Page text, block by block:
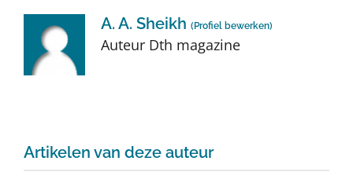
Auteurs
Over Dth
A. A. Sheikh ( Profiel bewerken)
Auteur Dth magazine
Artikelen van deze auteur